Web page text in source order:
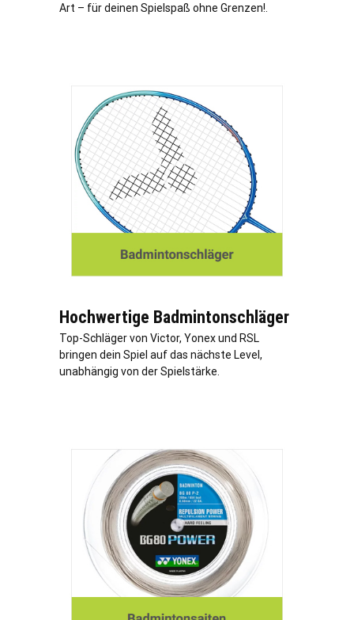
Art – für deinen Spielspaß ohne Grenzen!.
Hochwertige Badmintonschläger
Top-Schläger von Victor, Yonex und RSL
bringen dein Spiel auf das nächste Level,
unabhängig von der Spielstärke.